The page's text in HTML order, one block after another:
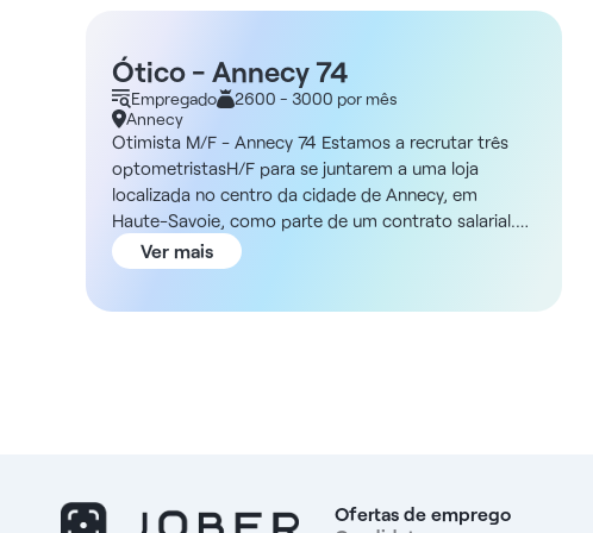
Ótico - Annecy 74
Empregado
2600 - 3000 por mês
Annecy
Otimista M/F - Annecy 74 Estamos a recrutar três
optometristasH/F para se juntarem a uma loja
localizada no centro da cidade de Annecy, em
Haute-Savoie, como parte de um contrato salarial.
Descrição Como optometrista, será responsável pela
gestão das vendas e do aconselhamento ao cliente
por transportes públicos. Trabalhará num ambiente
Ver mais
Ofertas de emprego